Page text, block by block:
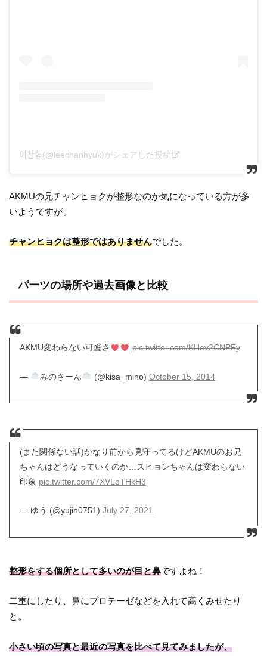
이찬혁(@leechanhyuk)がシェアした投稿
AKMUの兄チャンヒョクが整形なのか気になっている方が多
いようですが、
チャンヒョクは整形ではありませんでした。
パーツの場所や過去画像と比較
AKMU変わらない可愛さ pic.twitter.com/KHev2CNPFy
— みのさーん (@kisa_mino) October 15, 2014
(また関係ない話)かなり前から見守ってるけどAKMUのお兄
ちゃんはどうなっていくのか…スヒョンちゃんは変わらない
印象 pic.twitter.com/7XVLoTHkH3
— ゆう (@yujin0751) July 27, 2021
整形をする個所として多いのが目と鼻ですよね！
二重にしたり、鼻にプロテーゼなどを入れて高くみせたり
と。
小さい頃の写真と最近の写真を比べて見てみましたが、